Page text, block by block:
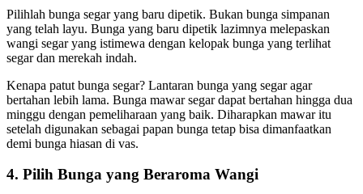
Pilihlah bunga segar yang baru dipetik. Bukan bunga simpanan
yang telah layu. Bunga yang baru dipetik lazimnya melepaskan
wangi segar yang istimewa dengan kelopak bunga yang terlihat
segar dan merekah indah.
Kenapa patut bunga segar? Lantaran bunga yang segar agar
bertahan lebih lama. Bunga mawar segar dapat bertahan hingga dua
minggu dengan pemeliharaan yang baik. Diharapkan mawar itu
setelah digunakan sebagai papan bunga tetap bisa dimanfaatkan
demi bunga hiasan di vas.
4. Pilih Bunga yang Beraroma Wangi